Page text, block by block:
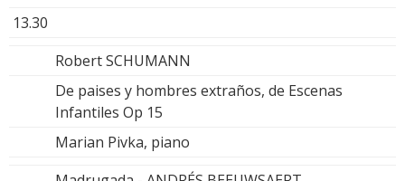
13.30
Robert SCHUMANN
De paises y hombres extraños, de Escenas
Infantiles Op 15
Marian Pivka, piano